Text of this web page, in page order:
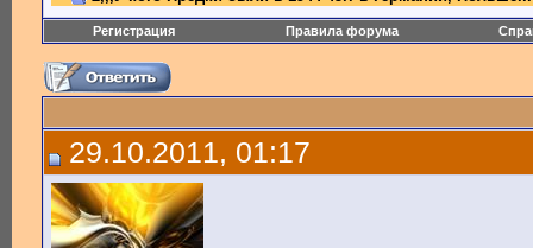
Регистрация Правила форума
29.10.2011, 01:17